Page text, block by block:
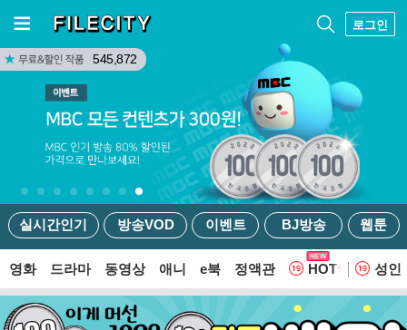
로그인
실시간인기 방송VOD 이벤트 BJ방송 웹툰
545,872
영화 드라마 동영상 애니 e북 정액관 HOT 웹
성인